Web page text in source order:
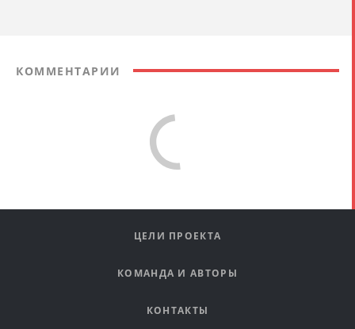
КОММЕНТАРИИ
ЦЕЛИ ПРОЕКТА
КОМАНДА И АВТОРЫ
КОНТАКТЫ